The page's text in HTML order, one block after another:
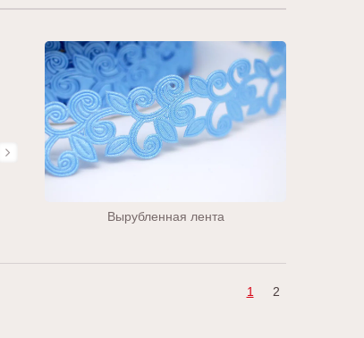
Вырубленная лента
1 2